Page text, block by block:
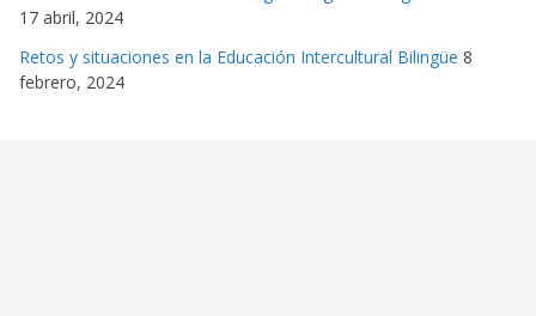
17 abril, 2024
Retos y situaciones en la Educación Intercultural Bilingüe 8
febrero, 2024